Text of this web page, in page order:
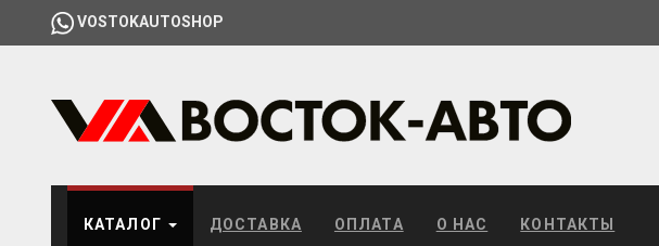
VOSTOKAUTOSHOP
КАТАЛОГ ДОСТАВКА ОПЛАТА О НАС КОНТАКТЫ